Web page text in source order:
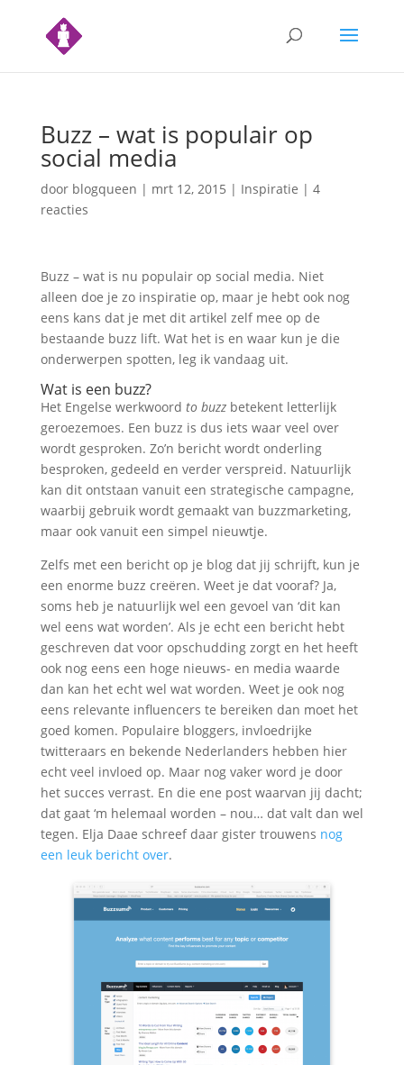
Buzz – wat is populair op
social media
door blogqueen | mrt 12, 2015 | Inspiratie | 4
reacties
Buzz – wat is nu populair op social media. Niet
alleen doe je zo inspiratie op, maar je hebt ook nog
eens kans dat je met dit artikel zelf mee op de
bestaande buzz lift. Wat het is en waar kun je die
onderwerpen spotten, leg ik vandaag uit.
Wat is een buzz?
Het Engelse werkwoord to buzzbetekent letterlijk
geroezemoes. Een buzz is dus iets waar veel over
wordt gesproken. Zo’n bericht wordt onderling
besproken, gedeeld en verder verspreid. Natuurlijk
kan dit ontstaan vanuit een strategische campagne,
waarbij gebruik wordt gemaakt van buzzmarketing,
maar ook vanuit een simpel nieuwtje.
Zelfs met een bericht op je blog dat jij schrijft, kun je
een enorme buzz creëren. Weet je dat vooraf? Ja,
soms heb je natuurlijk wel een gevoel van ‘dit kan
wel eens wat worden’. Als je echt een bericht hebt
geschreven dat voor opschudding zorgt en het heeft
ook nog eens een hoge nieuws- en media waarde
dan kan het echt wel wat worden. Weet je ook nog
eens relevante influencers te bereiken dan moet het
goed komen. Populaire bloggers, invloedrijke
twitteraars en bekende Nederlanders hebben hier
echt veel invloed op. Maar nog vaker word je door
het succes verrast. En die ene post waarvan jij dacht;
dat gaat ‘m helemaal worden – nou… dat valt dan wel
tegen. Elja Daae schreef daar gister trouwens nog
een leuk bericht over.